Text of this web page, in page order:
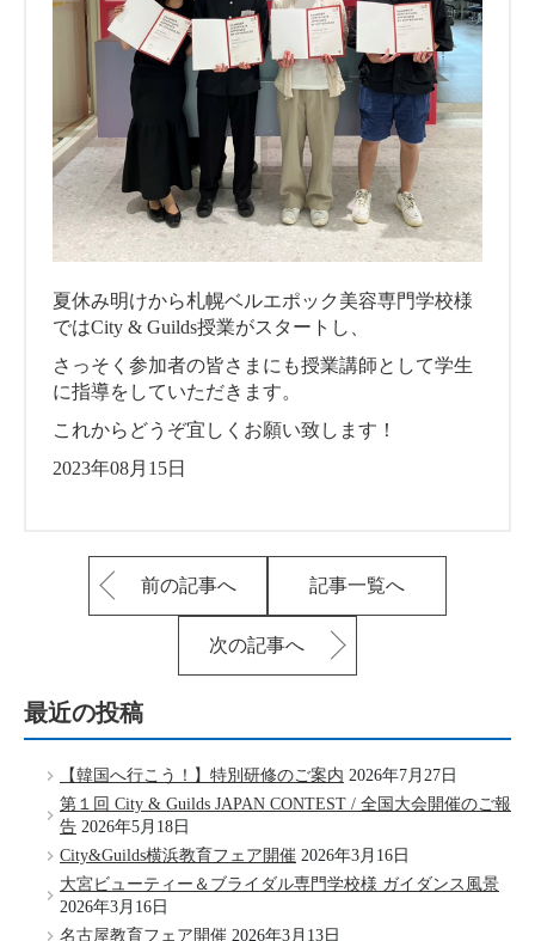
夏休み明けから札幌ベルエポック美容専門学校様
ではCity & Guilds授業がスタートし、
さっそく参加者の皆さまにも授業講師として学生
に指導をしていただきます。
これからどうぞ宜しくお願い致します！
2023年08月15日
前の記事へ 記事一覧へ
次の記事へ
最近の投稿
【韓国へ行こう！】特別研修のご案内 2026年7月27日
第１回 City & Guilds JAPAN CONTEST / 全国大会開催のご報
告 2026年5月18日
City&Guilds横浜教育フェア開催 2026年3月16日
大宮ビューティー＆ブライダル専門学校様 ガイダンス風景
2026年3月16日
名古屋教育フェア開催 2026年3月13日